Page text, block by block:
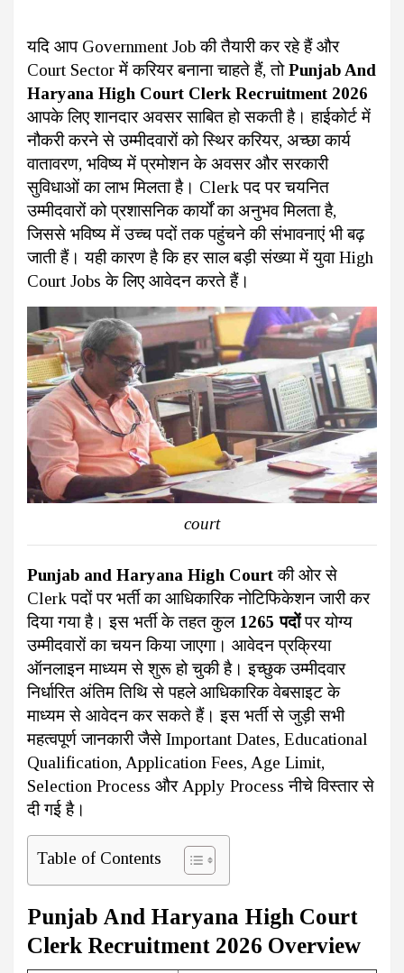
यदि आप Government Job की तैयारी कर रहे हैं और
Court Sector में करियर बनाना चाहते हैं, तोPunjab And
Haryana High Court Clerk Recruitment 2026
आपके लिए शानदार अवसर साबित हो सकती है। हाईकोर्ट में
नौकरी करने से उम्मीदवारों को स्थिर करियर, अच्छा कार्य
वातावरण, भविष्य में प्रमोशन के अवसर और सरकारी
सुविधाओं का लाभ मिलता है। Clerk पद पर चयनित
उम्मीदवारों को प्रशासनिक कार्यों का अनुभव मिलता है,
जिससे भविष्य में उच्च पदों तक पहुंचने की संभावनाएं भी बढ़
जाती हैं। यही कारण है कि हर साल बड़ी संख्या में युवा High
Court Jobs के लिए आवेदन करते हैं।
court
Punjab and Haryana High Courtकी ओर से
Clerk पदों पर भर्ती का आधिकारिक नोटिफिकेशन जारी कर
दिया गया है। इस भर्ती के तहत कुल 1265 पदोंपर योग्य
उम्मीदवारों का चयन किया जाएगा। आवेदन प्रक्रिया
ऑनलाइन माध्यम से शुरू हो चुकी है। इच्छुक उम्मीदवार
निर्धारित अंतिम तिथि से पहले आधिकारिक वेबसाइट के
माध्यम से आवेदन कर सकते हैं। इस भर्ती से जुड़ी सभी
महत्वपूर्ण जानकारी जैसे Important Dates, Educational
Qualification, Application Fees, Age Limit,
Selection Process और Apply Process नीचे विस्तार से
दी गई है।
Table of Contents
Punjab And Haryana High Court
Clerk Recruitment 2026 Overview